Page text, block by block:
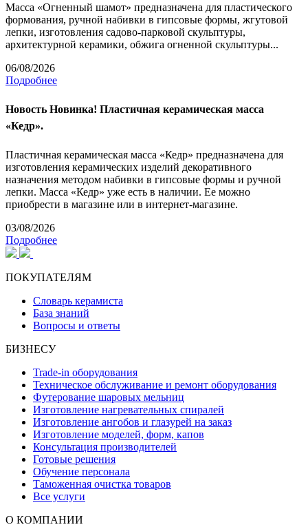
Масса «Огненный шамот» предназначена для пластического
формования, ручной набивки в гипсовые формы, жгутовой
лепки, изготовления садово-парковой скульптуры,
архитектурной керамики, обжига огненной скульптуры...
06/08/2026
Подробнее
Новость Новинка! Пластичная керамическая масса
«Кедр».
Пластичная керамическая масса «Кедр» предназначена для
изготовления керамических изделий декоративного
назначения методом набивки в гипсовые формы и ручной
лепки. Масса «Кедр» уже есть в наличии. Ее можно
приобрести в магазине или в интернет-магазине.
03/08/2026
Подробнее
ПОКУПАТЕЛЯМ
Словарь керамиста
База знаний
Вопросы и ответы
БИЗНЕСУ
Trade-in оборудования
Техническое обслуживание и ремонт оборудования
Футерование шаровых мельниц
Изготовление нагревательных спиралей
Изготовление ангобов и глазурей на заказ
Изготовление моделей, форм, капов
Консультация производителей
Готовые решения
Обучение персонала
Таможенная очистка товаров
Все услуги
О КОМПАНИИ